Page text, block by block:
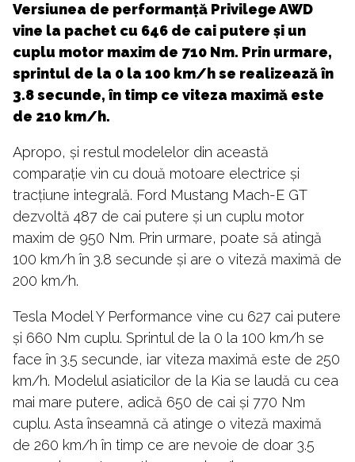
Versiunea de performanță Privilege AWD
vine la pachet cu 646 de cai putere și un
cuplu motor maxim de 710 Nm. Prin urmare,
sprintul de la 0 la 100 km/h se realizează în
3.8 secunde, în timp ce viteza maximă este
de 210 km/h.
Apropo, și restul modelelor din această
comparație vin cu două motoare electrice și
tracțiune integrală. Ford Mustang Mach-E GT
dezvoltă 487 de cai putere și un cuplu motor
maxim de 950 Nm. Prin urmare, poate să atingă
100 km/h în 3.8 secunde și are o viteză maximă de
200 km/h.
Tesla Model Y Performance vine cu 627 cai putere
și 660 Nm cuplu. Sprintul de la 0 la 100 km/h se
face în 3.5 secunde, iar viteza maximă este de 250
km/h. Modelul asiaticilor de la Kia se laudă cu cea
mai mare putere, adică 650 de cai și 770 Nm
cuplu. Asta înseamnă că atinge o viteză maximă
de 260 km/h în timp ce are nevoie de doar 3.5